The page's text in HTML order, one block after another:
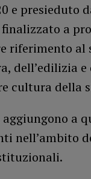
e presieduto
a
riferimento al
dell’edilizia
cultura della
a
nell’ambito